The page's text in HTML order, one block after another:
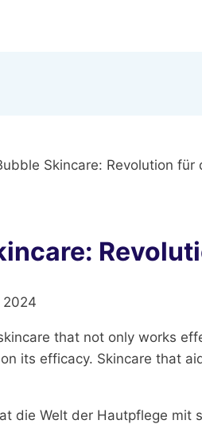
Skincare: Revolution für
2024
that not only works
its efficacy. Skincare that
die Welt der Hautpflege mit